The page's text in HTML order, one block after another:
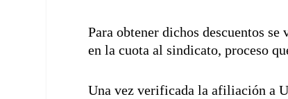
Para obtener dichos descuentos
en la cuota al sindicato, proceso
Una vez verificada la afiliación a